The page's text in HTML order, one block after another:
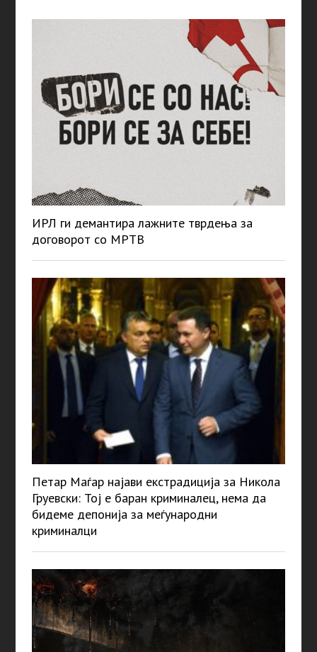
ИРЛ ги демантира лажните тврдења за
договорот со МРТВ
Петар Маѓар најави екстрадиција за Никола
Груевски: Тој е баран криминалец, нема да
бидеме депонија за меѓународни
криминалци